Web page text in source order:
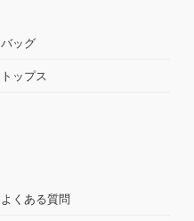
バッグ
トップス
よくある質問